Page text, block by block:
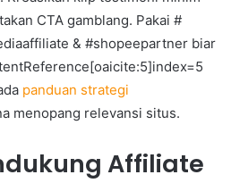
CTA gamblang. Pakai #
& #shopeepartner biar
panduan strategi
menopang relevansi situs.
Affiliate